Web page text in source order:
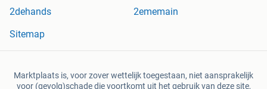
2dehands
2ememain
Sitemap
Marktplaats is, voor zover wettelijk toegestaan, niet aansprakelijk
voor (gevolg)schade die voortkomt uit het gebruik van deze site,